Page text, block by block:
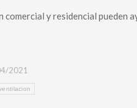
y residencial pueden
2021